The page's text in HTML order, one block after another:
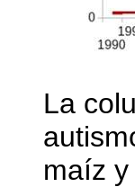
La
maíz